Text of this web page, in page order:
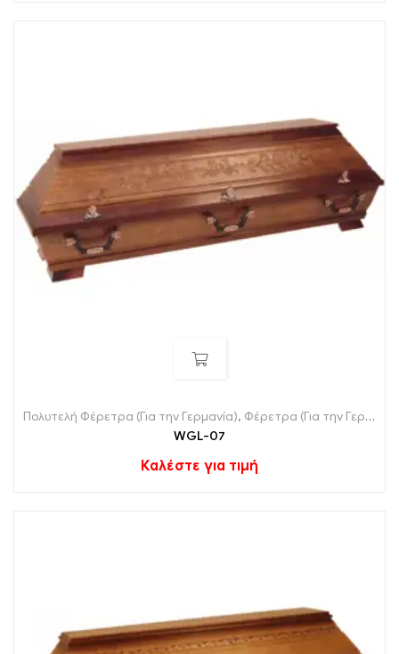
Πολυτελή Φέρετρα (Για την Γερμανία), Φέρετρα (Για την Γερμανία)
WGL-07
Καλέστε για τιμή